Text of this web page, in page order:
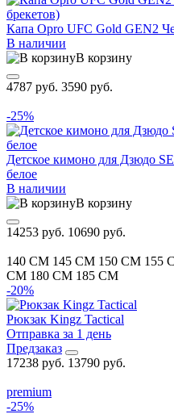
Капа Opro UFC Gold GEN2
В наличии
В корзину
4787 руб. 3590 руб.
-25%
Детское кимоно для Дзюдо
белое
В наличии
В корзину
14253 руб. 10690 руб.
140 CM 145 CM 150 CM 155
CM 180 CM 185 CM
-20%
Рюкзак Kingz Tactical
Отправка за 1 день
Предзаказ
17238 руб. 13790 руб.
premium
-25%